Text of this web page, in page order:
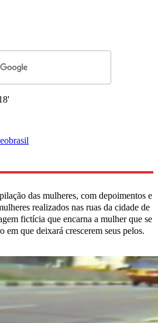
das mulheres, com depoimentos e
realizados nas ruas da cidade de
fictícia que encarna a mulher que se
em que deixará crescerem seus pelos.